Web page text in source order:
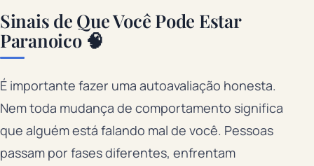
Sinais de Que Você Pode Estar
Paranoico 🧠
É importante fazer uma autoavaliação honesta.
Nem toda mudança de comportamento significa
que alguém está falando mal de você. Pessoas
passam por fases diferentes, enfrentam